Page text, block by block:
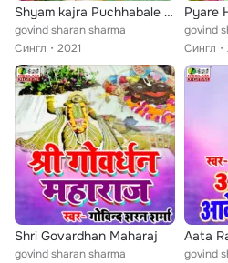
Shyam kajra Puchhabale Akhiyan Ko
govind sharan sharma
Сингл
2021
Pyare
govind
Сингл
Shri Govardhan Maharaj
govind sharan sharma
Aata
govind